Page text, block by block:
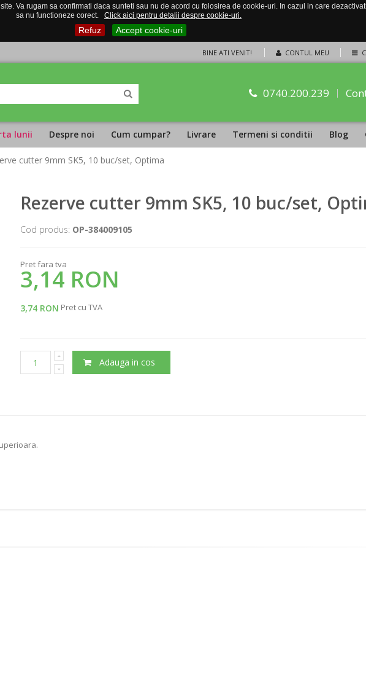
Va rugam sa confirmati daca sunteti sau nu de acord cu folosirea de cookie-uri. In cazul in care
sa nu functioneze corect.
Click aici pentru detalii despre cookie-uri.
Refuz Accept cookie-uri
CONTUL MEU
BINE ATI VENIT!
0740.200.239
lunii Despre noi Cum cumpar? Livrare Termeni si conditii Blog
cutter 9mm SK5, 10 buc/set, Optima
Rezerve cutter 9mm SK5, 10 buc/set,
Cod produs: OP-384009105
Pret fara tva
3,14 RON
3,74 RON Pret cu TVA
Adauga in cos